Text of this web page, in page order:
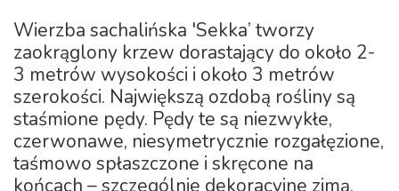
Wierzba sachalińska 'Sekka’ tworzy
zaokrąglony krzew dorastający do około 2-
3 metrów wysokości i około 3 metrów
szerokości. Największą ozdobą rośliny są
staśmione pędy. Pędy te są niezwykłe,
czerwonawe, niesymetrycznie rozgałęzione,
taśmowo spłaszczone i skręcone na
końcach – szczególnie dekoracyjne zimą.